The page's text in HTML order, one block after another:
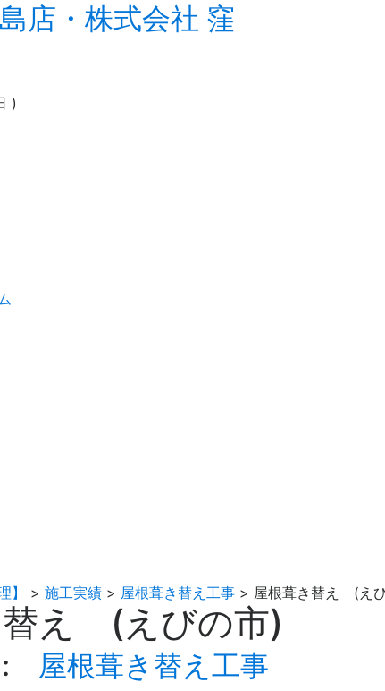
)
】
> 施工実績 > 屋根葺き替え工事 > 屋根葺き替え (え
替え (えびの市)
: 屋根葺き替え工事